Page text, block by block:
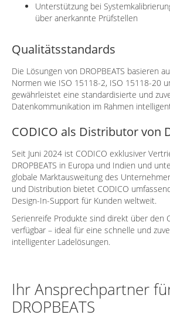
Unterstützung bei
über anerkannte Prüfstellen
Qualitätsstandards
Die Lösungen von DROPBEATS basieren
Normen wie ISO 15118-2, ISO 15118-20
gewährleistet eine standardisierte und
Datenkommunikation im Rahmen
CODICO als Distributor von
Seit Juni 2024 ist CODICO exklusiver
DROPBEATS in Europa und Indien und
globale Marktausweitung des
und Distribution bietet CODICO
Design-In-Support für Kunden weltweit.
Serienreife Produkte sind direkt über den
verfügbar – ideal für eine schnelle und
intelligenter Ladelösungen.
Ihr Ansprechpartner
DROPBEATS